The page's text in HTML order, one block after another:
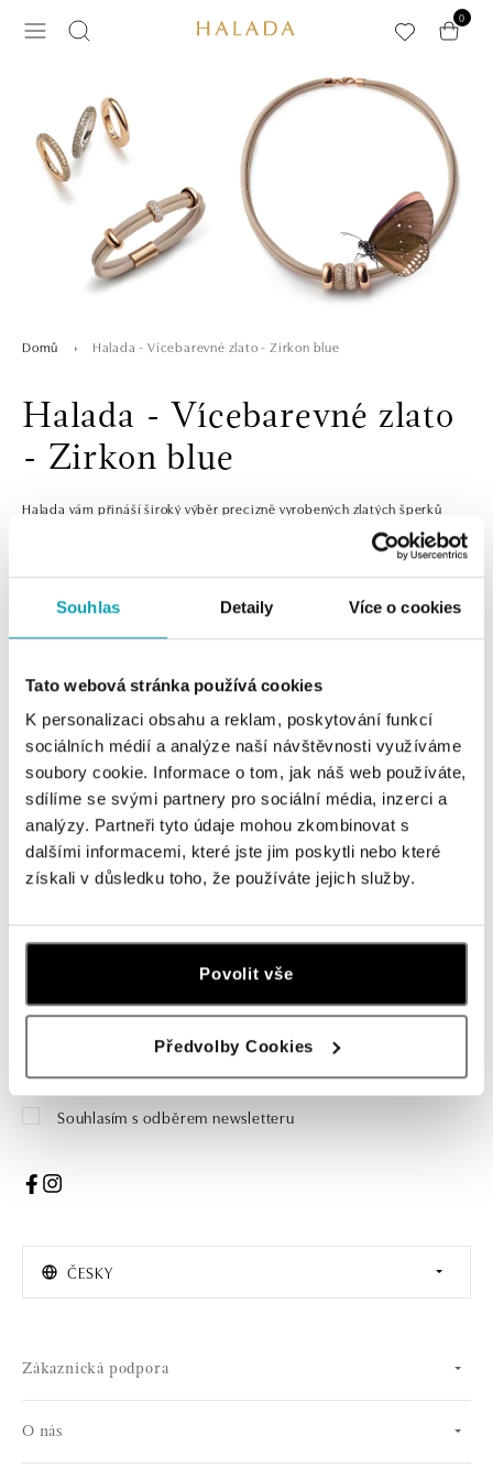
Souhlas Detaily Více o cookies
Tato webová stránka používá cookies
K personalizaci obsahu a reklam, poskytování funkcí
sociálních médií a analýze naší návštěvnosti využíváme
soubory cookie. Informace o tom, jak náš web používáte,
sdílíme se svými partnery pro sociální média, inzerci a
analýzy. Partneři tyto údaje mohou zkombinovat s
dalšími informacemi, které jste jim poskytli nebo které
získali v důsledku toho, že používáte jejich služby.
Povolit vše
Předvolby Cookies
0
Domů Halada - Vícebarevné zlato - Zirkon blue
Halada - Vícebarevné zlato
- Zirkon blue
Halada vám přináší široký výběr precizně vyrobených zlatých šperků
s diamanty, perlami a barevnými drahokamy v nadčasových vzorech. Ať
už hledáte prsten, náhrdelník, náušnice nebo náramek, můžete si být
0 z 0 produktů FILTR
V katalogu nejsou žádné produkty.
Souhlasím s odběrem newsletteru
ČESKY
Zákaznická podpora
O nás